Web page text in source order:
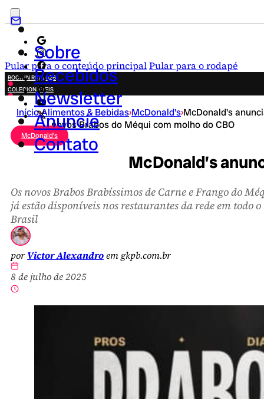
Pular para o conteúdo principalPular para o rodapé
Sobre
Recebidos
Newsletter
Anuncie
Contato
ROCK IN RIO 2026
COLECIONÁVEIS
FESTA JUNINA
NOVIDADES
CAMPANHAS CRIATIVAS
Início›Alimentos & Bebidas›McDonald's›McDonald's
novos Brabos do Méqui com molho do CBO
McDonald's
McDonald’s
Os novos Brabos Brabíssimos de Carne e Frango do
já estão disponíveis nos restaurantes da rede em todo o
Brasil
por Victor Alexandroem gkpb.com.br
8 de julho de 2025